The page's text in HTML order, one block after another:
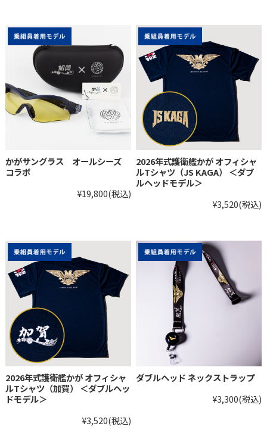
かがサングラス オールシーズ
コラボ
¥19,800(税込)
2026年式護衛艦かが オフィシャ
ルTシャツ（JS KAGA） ＜ダブ
ルヘッドモデル＞
¥3,520(税込)
2026年式護衛艦かが オフィシャ
ルTシャツ（加賀） ＜ダブルヘッ
ドモデル＞
¥3,520(税込)
ダブルヘッド ネックストラップ
¥3,300(税込)